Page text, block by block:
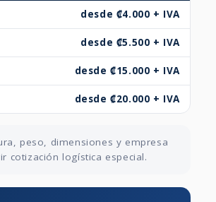
desde ₡4.000 + IVA
desde ₡5.500 + IVA
desde ₡15.000 + IVA
desde ₡20.000 + IVA
peso, dimensiones y empresa
cotización logística especial.